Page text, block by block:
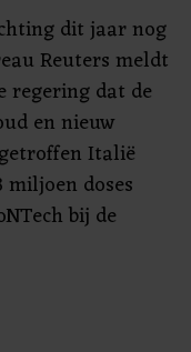
dit jaar nog
Reuters meldt
regering dat de
en nieuw
Italië
doses
bij de